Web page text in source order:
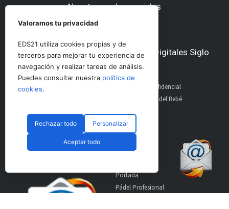
Nuestras redes sociales
Otros medios del Grupo Ediciones Digitales Siglo
21
GolfConfidencial
El Diario del Bebé
Suscríbete a nuestro
Portada
Pádel Profesional
Valoramos tu privacidad
EDS21 utiliza cookies propias y de
terceros para mejorar tu experiencia de
navegación y realizar tareas de análisis.
Puedes consultar nuestra política de
cookies.
Rechazar todo Personalizar
Aceptar todo